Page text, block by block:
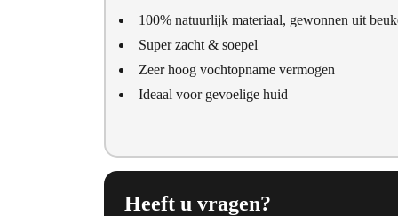
100% natuurlijk materiaal, gewonnen uit
Super zacht & soepel
Zeer hoog vochtopname vermogen
Ideaal voor gevoelige huid
Heeft u vragen?